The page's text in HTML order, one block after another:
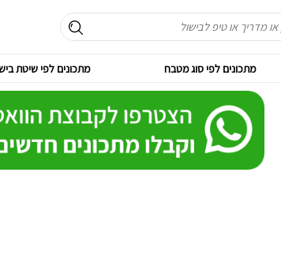
מתכונים לפי סוג מטבח מתכונים לפי שיטת